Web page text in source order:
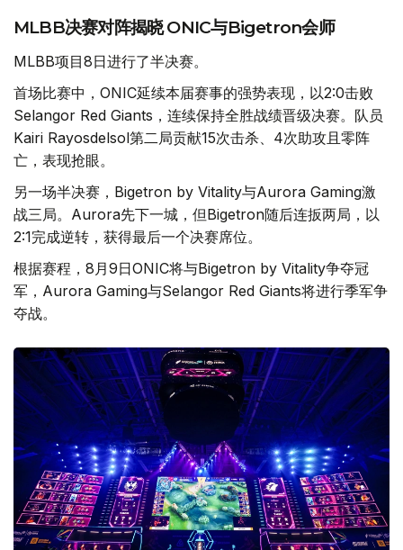
MLBB决赛对阵揭晓 ONIC与Bigetron会师
MLBB项目8日进行了半决赛。
首场比赛中，ONIC延续本届赛事的强势表现，以2:0击败
Selangor Red Giants，连续保持全胜战绩晋级决赛。队员
Kairi Rayosdelsol第二局贡献15次击杀、4次助攻且零阵
亡，表现抢眼。
另一场半决赛，Bigetron by Vitality与Aurora Gaming激
战三局。Aurora先下一城，但Bigetron随后连扳两局，以
2:1完成逆转，获得最后一个决赛席位。
根据赛程，8月9日ONIC将与Bigetron by Vitality争夺冠
军，Aurora Gaming与Selangor Red Giants将进行季军争
夺战。